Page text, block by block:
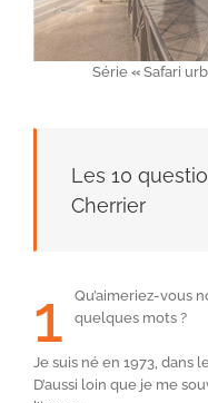
Série«Safari
Les 10
Cherrier
1
Qu’aimeriez-vous
quelques mots ?
Je suis né en 1973, dans
D’aussi loin que je me